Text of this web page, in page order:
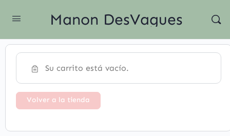
Manon DesVagues
Su carrito está vacío.
Volver a la tienda